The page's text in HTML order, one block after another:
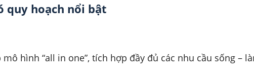
quy hoạch nổi bật
hình “all in one”, tích hợp đầy đủ các nhu cầu sống –